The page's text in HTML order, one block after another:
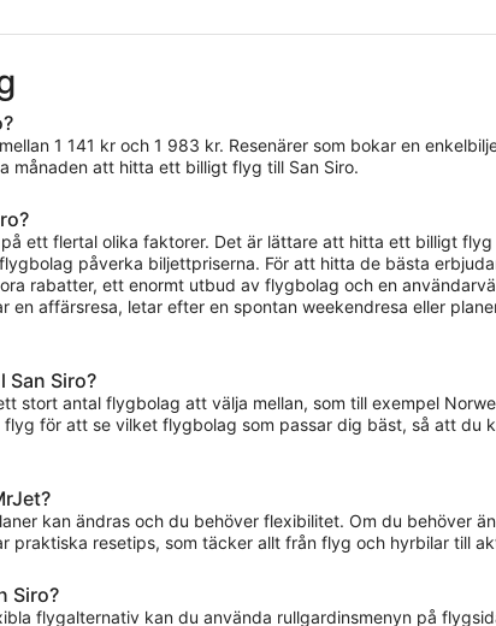
1 141 kr och 1 983 kr. Resenärer som bokar en
månaden att hitta ett billigt flyg till San Siro.
ett flertal olika faktorer. Det är lättare att hitta ett billigt
påverka biljettpriserna. För att hitta de bästa
rabatter, ett enormt utbud av flygbolag och en
affärsresa, letar efter en spontan weekendresa eller
San Siro?
antal flygbolag att välja mellan, som till exempel
för att se vilket flygbolag som passar dig bäst, så att du
kan ändras och du behöver flexibilitet. Om du behöver
praktiska resetips, som täcker allt från flyg och hyrbilar till
Siro?
flygalternativ kan du använda rullgardinsmenyn på